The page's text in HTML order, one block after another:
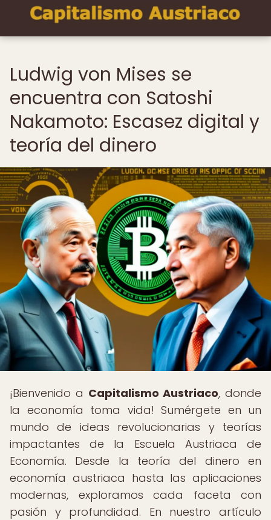
Ludwig von Mises se
encuentra con Satoshi
Nakamoto: Escasez digital y
teoría del dinero
¡Bienvenido a Capitalismo Austriaco, donde
la economía toma vida! Sumérgete en un
mundo de ideas revolucionarias y teorías
impactantes de la Escuela Austriaca de
Economía. Desde la teoría del dinero en
economía austriaca hasta las aplicaciones
modernas, exploramos cada faceta con
pasión y profundidad. En nuestro artículo